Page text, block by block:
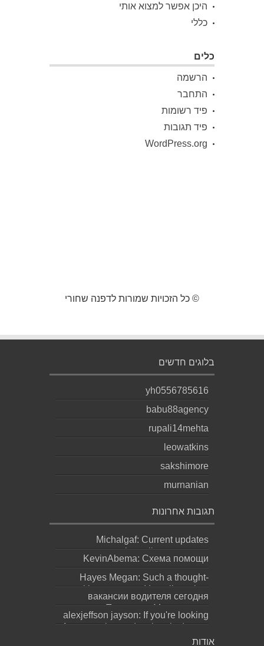
היכן אפשר למצוא אותי
כללי
כלים
הרשמה
התחבר
פיד רשומות
פיד תגובות
WordPress.org
© כל הזכויות שמורות לדפנה שחורי
בלוגים חדשים
yh0556785616
babu88agency
rupali14mehta
leowatkins
sakshimore
murnanian
תגובות אחרונות
Michalgaf: Current updates
https://sapreqot.com...
KevinAbema: Схема помощи
зависит от состояния, стажа
употребления, проти...
Hayes Megan: Such a thought-
provoking statement! It really makes
you ques...
вакансии водителя сегодня
москва: Переезд в Москву ради
работы не должен превращаться
alexjeffson jayson: If you're looking
for a genuine and authentic degree
(bachel...
אודות